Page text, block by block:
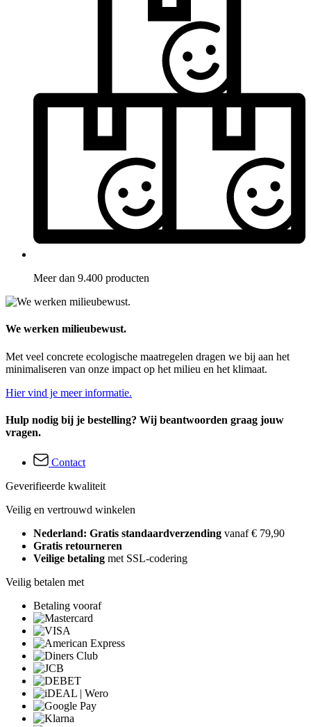
Meer dan 9.400 producten
We werken milieubewust.
Met veel concrete ecologische maatregelen dragen we bij aan het
minimaliseren van onze impact op het milieu en het klimaat.
Hier vind je meer informatie.
Hulp nodig bij je bestelling? Wij beantwoorden graag jouw
vragen.
Contact
Geverifieerde kwaliteit
Veilig en vertrouwd winkelen
Nederland: Gratis standaardverzending vanaf € 79,90
Gratis retourneren
Veilige betaling met SSL-codering
Veilig betalen met
Betaling vooraf